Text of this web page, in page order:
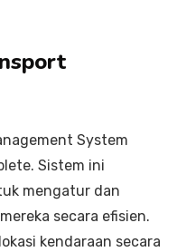
System
Sistem ini
mengatur dan
secara efisien.
kendaraan secara